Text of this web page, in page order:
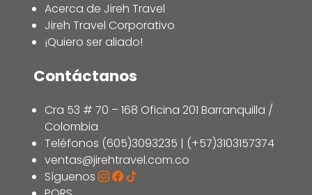
Acerca de Jireh Travel
Jireh Travel Corporativo
¡Quiero ser aliado!
Contáctanos
Cra 53 # 70 – 168 Oficina 201 Barranquilla /
Colombia
Teléfonos (605)3093235 | (+57)3103157374
ventas@jirehtravel.com.co
Síguenos